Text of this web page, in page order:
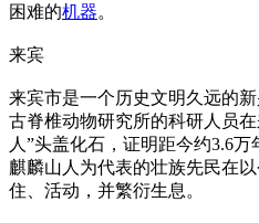
困难的机器。
来宾
来宾市是一个历史文明久远的
古脊椎动物研究所的科研人员
人”头盖化石，证明距今约3.6
麒麟山人为代表的壮族先民在
住、活动，并繁衍生息。